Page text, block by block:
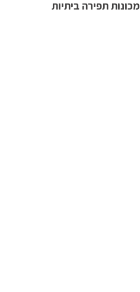
מכונות תפירה ביתיות